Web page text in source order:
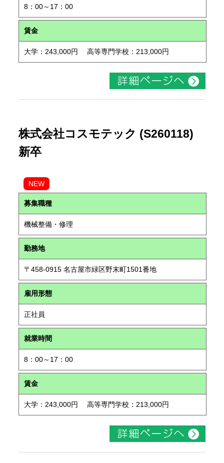
8：00～17：00
賃金
大学：243,000円 高等専門学校：213,000円
株式会社コスモテック (S260118)
新卒
NEW
募集職種
機械整備・修理
勤務地
〒458-0915 名古屋市緑区野末町1501番地
雇用形態
正社員
就業時間
8：00～17：00
賃金
大学：243,000円 高等専門学校：213,000円